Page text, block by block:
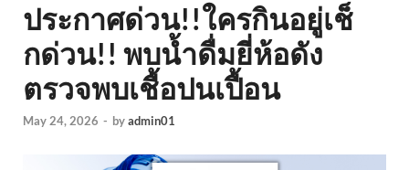
ประกาศด่วน!!ใครกินอยู่เช็
กด่วน!! พบน้ำดื่มยี่ห้อดัง
ตรวจพบเชื้อปนเปื้อน
May 24, 2026 - byadmin01